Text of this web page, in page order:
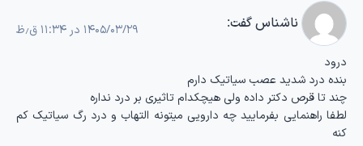
ناشناسگفت: ۱۴۰۵/۰۳/۲۹ در ۱۱:۳۴ ق٫ظ
درود
بنده درد شدید عصب سیاتیک دارم
چند تا قرص دکتر داده ولی هیچکدام تاثیری بر درد نداره
لطفا راهنمایی بفرمایید چه دارویی میتونه التهاب و درد رگ سیاتیک کم
کنه